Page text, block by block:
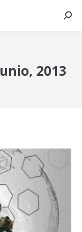
2013